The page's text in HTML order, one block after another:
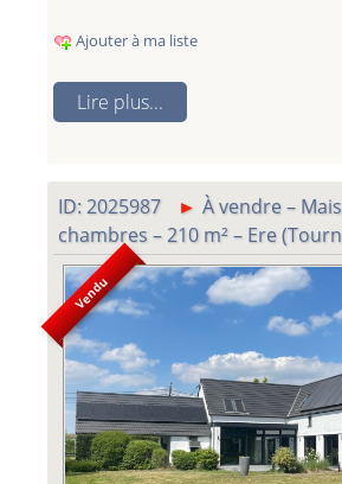
Ajouter à ma liste
Lire plus...
ID: 2025987
À vendre –
chambres – 210 m² – Ere
Vendu